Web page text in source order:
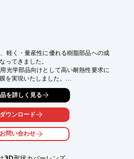
軽く・量産性に優れる樹脂部品への成
ってきました。
光学部品向けとして高い耐熱性要求に
を実現いたしました。
E48R、PC S3000へのARコート
たはカタログをダウンロードしてくだ
を詳しく見る
ダウンロード
お問い合わせ